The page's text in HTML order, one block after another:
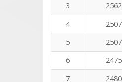
3
2562
4
2507
5
2507
6
2475
7
2480